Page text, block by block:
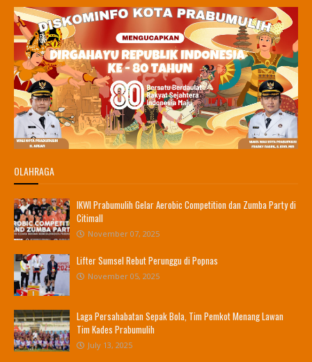
OLAHRAGA
IKWI Prabumulih Gelar Aerobic Competition dan Zumba Party di
Citimall
November 07, 2025
Lifter Sumsel Rebut Perunggu di Popnas
November 05, 2025
Laga Persahabatan Sepak Bola, Tim Pemkot Menang Lawan
Tim Kades Prabumulih
July 13, 2025